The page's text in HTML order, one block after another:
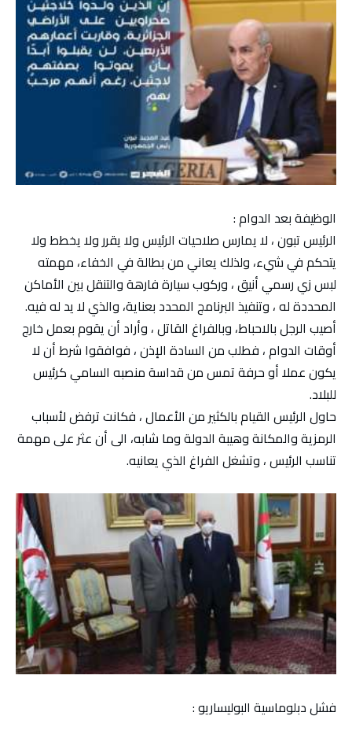
الوظيفة بعد الدوام :
الرئيس تبون ، لا يمارس صلاحيات الرئيس ولا يقرر ولا يخطط ولا
يتحكم في شيء، ولذلك يعاني من بطالة في الخفاء، مهمته
لبس زي رسمي أنيق ، وركوب سيارة فارهة والتنقل بين الأماكن
المحددة له ، وتنفيذ البرنامج المحدد بعناية، والذي لا يد له فيه.
أصيب الرجل بالاحباط، وبالفراغ القاتل ، وأراد أن يقوم بعمل خارج
أوقات الدوام ، فطلب من السادة الإذن ، فوافقوا شرط أن لا
يكون عملا أو حرفة تمس من قداسة منصبه السامي كرئيس
للبلاد.
حاول الرئيس القيام بالكثير من الأعمال ، فكانت ترفض لأسباب
الرمزية والمكانة وهيبة الدولة وما شابه، الى أن عثر على مهمة
تناسب الرئيس ، وتشغل الفراغ الذي يعانيه.
فشل دبلوماسية البوليساريو :